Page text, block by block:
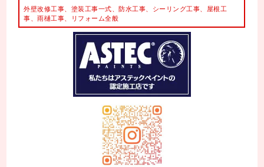
外壁改修工事、塗装工事⼀式、防水工事、シーリング工事、 屋根工
事、雨樋工事、
リフォーム全般